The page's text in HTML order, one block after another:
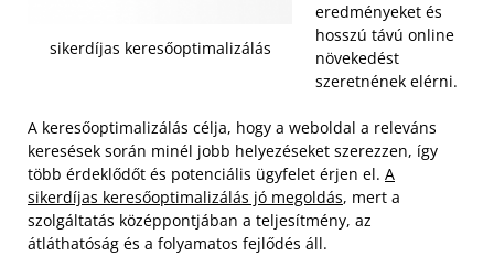
sikerdíjas keresőoptimalizálás
eredményeket és
hosszú távú online
növekedést
szeretnének elérni.
A keresőoptimalizálás célja, hogy a weboldal a releváns
keresések során minél jobb helyezéseket szerezzen, így
több érdeklődőt és potenciális ügyfelet érjen el. A
sikerdíjas keresőoptimalizálás jó megoldás, mert a
szolgáltatás középpontjában a teljesítmény, az
átláthatóság és a folyamatos fejlődés áll.